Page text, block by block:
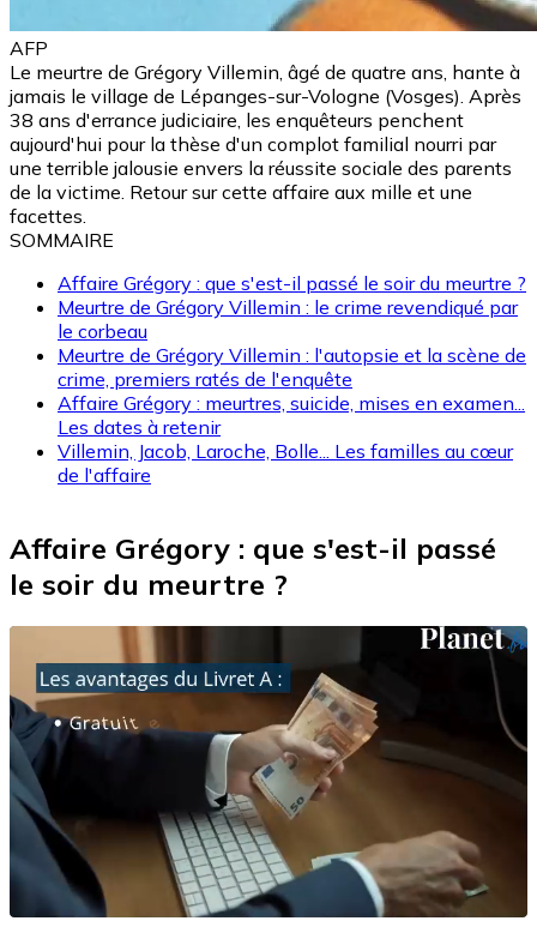
AFP
Le meurtre de Grégory Villemin, âgé de quatre ans, hante à
jamais le village de Lépanges-sur-Vologne (Vosges). Après
38 ans d'errance judiciaire, les enquêteurs penchent
aujourd'hui pour la thèse d'un complot familial nourri par
une terrible jalousie envers la réussite sociale des parents
de la victime. Retour sur cette affaire aux mille et une
facettes.
SOMMAIRE
Affaire Grégory : que s'est-il passé le soir du meurtre ?
Meurtre de Grégory Villemin : le crime revendiqué par
le corbeau
Meurtre de Grégory Villemin : l'autopsie et la scène de
crime, premiers ratés de l'enquête
Affaire Grégory : meurtres, suicide, mises en examen...
Les dates à retenir
Villemin, Jacob, Laroche, Bolle... Les familles au cœur
de l'affaire
Affaire Grégory : que s'est-il passé
le soir du meurtre ?